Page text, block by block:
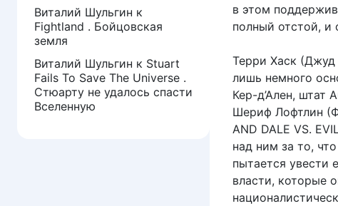
в этом
полный отстой, и
Терри Хаск
лишь немного
Кер-д’Ален, штат
Шериф Лофтлин
AND DALE VS.
над ним за то,
пытается увести
власти, которые
Виталий Шульгин к
Fightland . Бойцовская
земля
Виталий Шульгин к Stuart
Fails To Save The Universe .
Стюарту не удалось спасти
Вселенную